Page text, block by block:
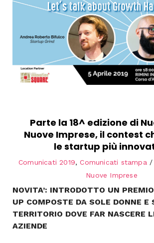
Parte la 18^ edizione di
Nuove Imprese, il contest
le startup più
Comunicati 2019,Comunicati stampa
Nuove Imprese
NOVITA’: INTRODOTTO UN
UP COMPOSTE DA SOLE DONNE E
TERRITORIO DOVE FAR NASCERE
AZIENDE